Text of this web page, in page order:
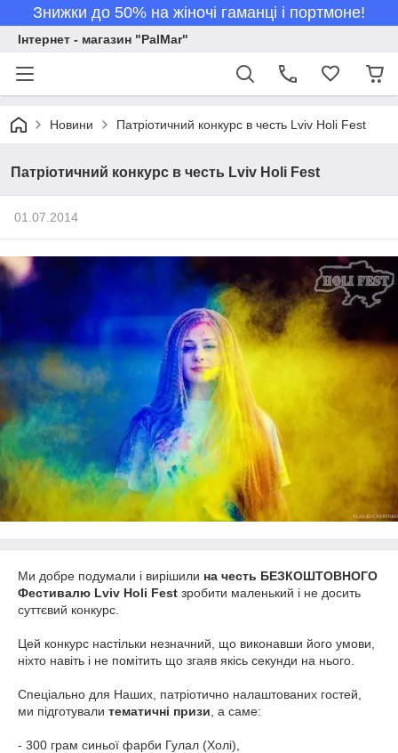
Знижки до 50% на жіночі гаманці і портмоне!
Інтернет - магазин "PalMar"
Новини Патріотичний конкурс в честь Lviv Holi Fest
Патріотичний конкурс в честь Lviv Holi Fest
01.07.2014
Ми добре подумали і вирішили на честь БЕЗКОШТОВНОГО
Фестивалю Lviv Holi Fest зробити маленький і не досить
суттєвий конкурс.
Цей конкурс настільки незначний, що виконавши його умови,
ніхто навіть і не помітить що згаяв якісь секунди на нього.
Спеціально для Наших, патріотично налаштованих гостей,
ми підготували тематичні призи , а саме:
- 300 грам синьої фарби Гулал (Холі),